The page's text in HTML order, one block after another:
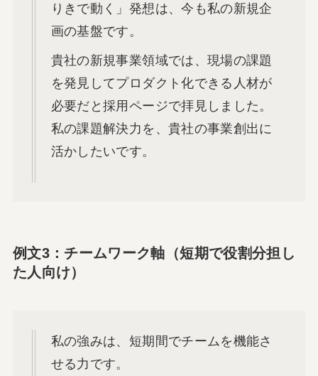
りきで動く」発想は、今も私の新規企
画の基盤です。
貴社の新規事業領域では、現場の課題
を発見してプロダクト化できる人材が
必要だと採用ページで拝見しました。
私の課題解決力を、貴社の事業創出に
活かしたいです。
例文3：チームワーク軸（短期で役割分担し
た人向け）
私の強みは、短期間でチームを機能さ
せる力です。